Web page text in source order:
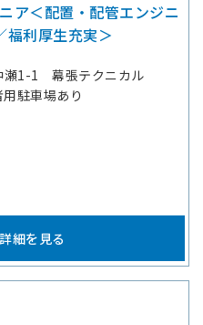
ア＜配置・配管エンジニ
福利厚生充実＞
瀬1-1 幕張テクニカル
駐車場あり
細を見る